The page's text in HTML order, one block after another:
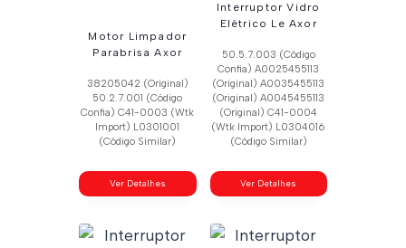
Motor Limpador
Parabrisa Axor
38205042 (Original)
50.2.7.001 (Código
Confia) C41-0003 (Wtk
Import) L0301001
(Código Similar)
Ver Detalhes
Interruptor Vidro
Elétrico Le Axor
50.5.7.003 (Código
Confia) A0025455113
(Original) A0035455113
(Original) A0045455113
(Original) C41-0004
(Wtk Import) L0304016
(Código Similar)
Ver Detalhes